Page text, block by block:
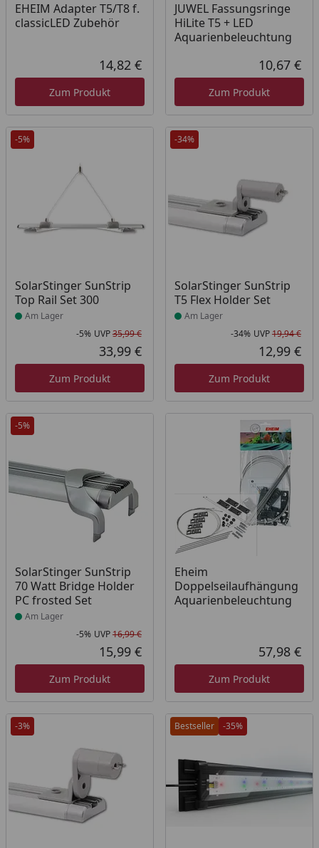
EHEIM Adapter T5/T8 f.
classicLED Zubehör
Aktueller Preis
14,82 €
Zum Produkt
JUWEL Fassungsringe
HiLite T5 + LED
Aquarienbeleuchtung
10,67 €
Zum Produkt
-5%
SolarStinger SunStrip
Top Rail Set 300
Produkt am Lager
Am Lager
Rabatt in Prozent
-5%
Ursprünglicher Preis
UVP35,99 €
Aktueller Preis
33,99 €
Zum Produkt
-34%
SolarStinger SunStrip
T5 Flex Holder Set
Produkt am Lager
Am Lager
-34% UVP19,94 €
12,99 €
Zum Produkt
-5%
SolarStinger SunStrip
70 Watt Bridge Holder
PC frosted Set
Produkt am Lager
Am Lager
Rabatt in Prozent
-5%
Ursprünglicher Preis
UVP16,99 €
Aktueller Preis
15,99 €
Zum Produkt
Eheim
Doppelseilaufhängung
Aquarienbeleuchtung
57,98 €
Zum Produkt
-3% Bestseller -35%